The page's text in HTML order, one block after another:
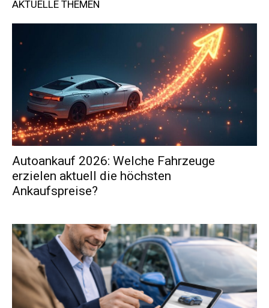
AKTUELLE THEMEN
Autoankauf 2026: Welche Fahrzeuge
erzielen aktuell die höchsten
Ankaufspreise?